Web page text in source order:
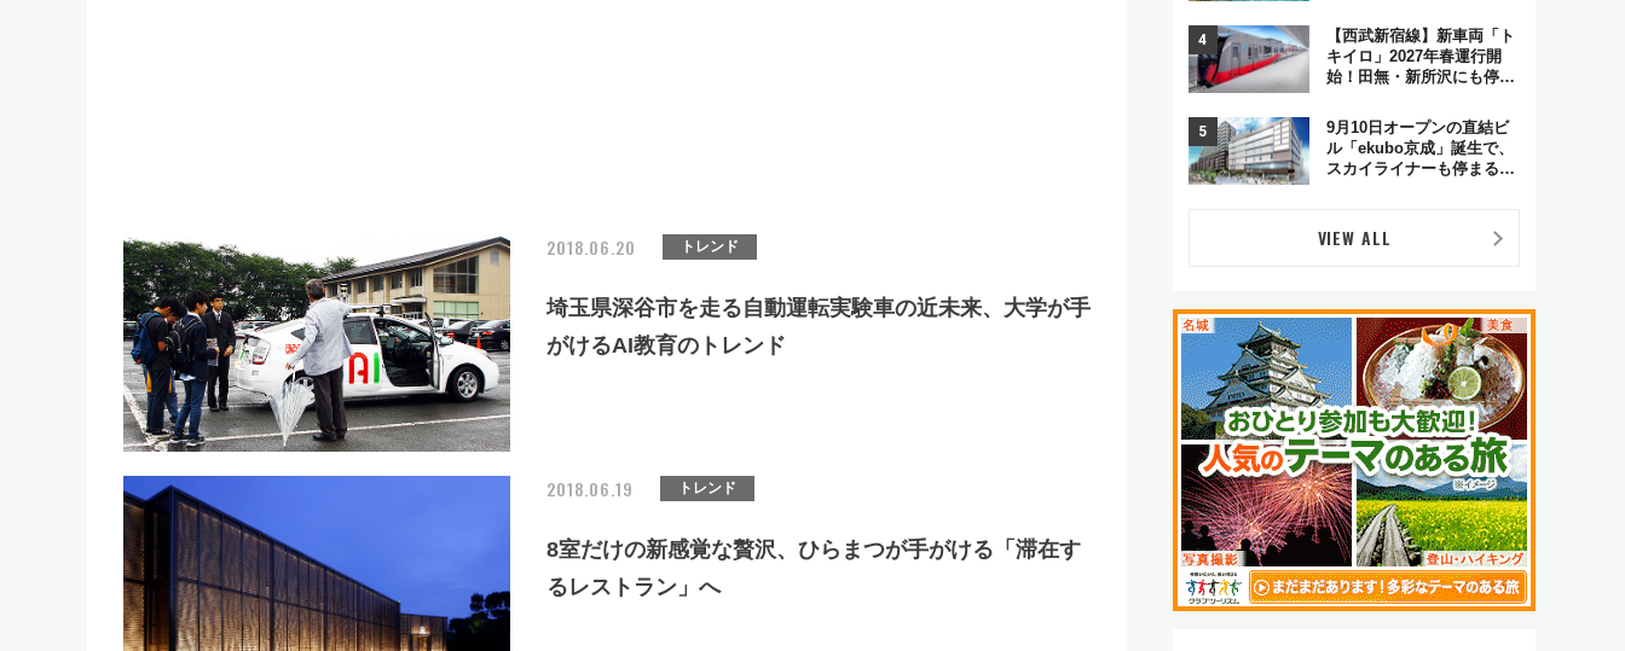
2018.06.20 トレンド
埼玉県深谷市を走る自動運転実験車の近未来、大学が手
がけるAI教育のトレンド
2018.06.19 トレンド
8室だけの新感覚な贅沢、ひらまつが手がける「滞在す
るレストラン」へ
GW旅行まで狙える激アツ
路線まとめ（8/10まで）
【西武新宿線】新車両「ト
キイロ」2027年春運行開
始！田無・新所沢にも停
弾」も
9月10日オープンの直結ビ
ル「ekubo京成」誕生で、
スカイライナーも停まる巨
公開！
VIEW ALL